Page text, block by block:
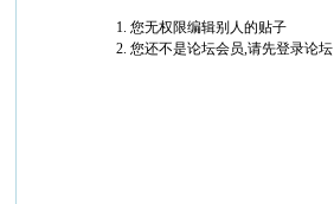
您无权限编辑别人的贴子
您还不是论坛会员,请先登录论坛